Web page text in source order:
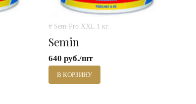
# Sem-Pro XXL 1 кг.
Semin
640 руб./шт
В КОРЗИНУ